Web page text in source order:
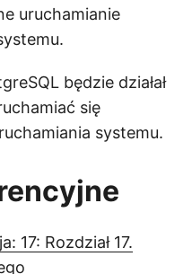
uruchamianie
będzie działał
się
systemu.
17: Rozdział 17.